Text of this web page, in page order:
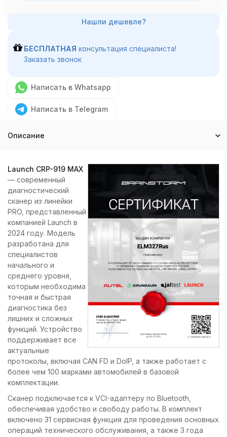
БЕСПЛАТНАЯ консультация специалиста!
Заказать звонок
Написать в Whatsapp
Написать в Telegram
Описание
Launch CRP-919 MAX
— современный
диагностический
сканер из линейки
PRO, представленный
компанией Launch в
2024 году. Модель
разработана для
специалистов
начального и
среднего уровня,
которым необходима
точная и быстрая
диагностика без
лишних и сложных
функций. Устройство
поддерживает все
актуальные
протоколы, включая CAN FD и DoIP, а также работает с
более чем 100 марками автомобилей в базовой
комплектации.
Сканер подключается к VCI-адаптеру по Bluetooth,
обеспечивая удобство и свободу работы. В комплект
включено 31 сервисная функция для проведения основных
операций технического обслуживания, а также 3 года